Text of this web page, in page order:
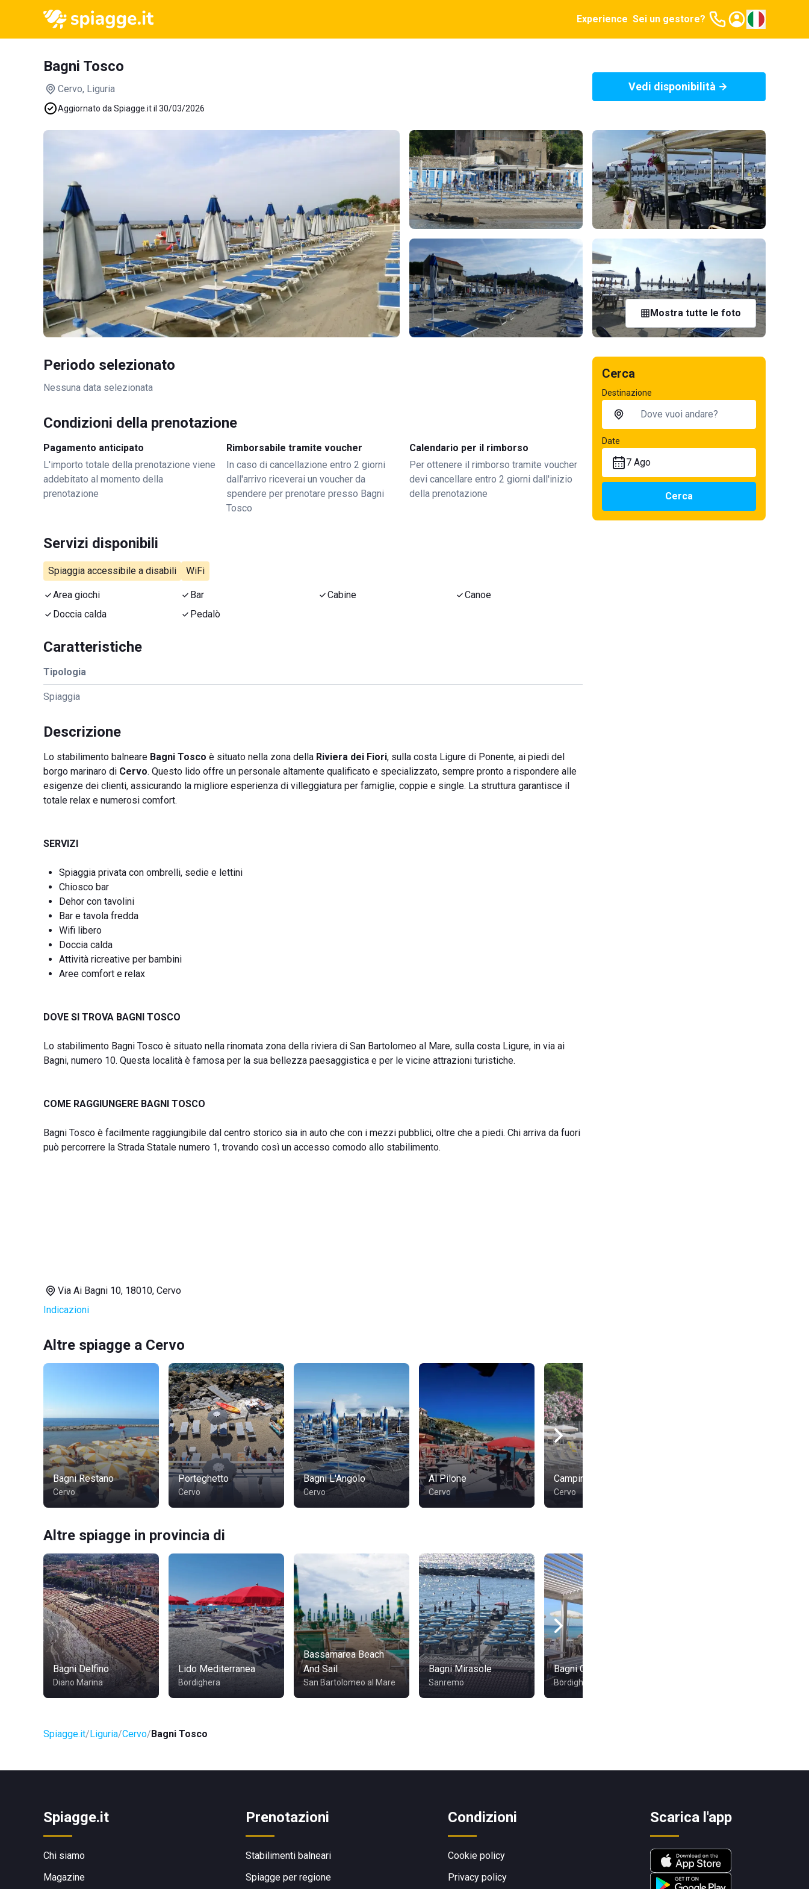
Experience Sei un gestore?
Bagni Tosco
Cervo, Liguria
Aggiornato da Spiagge.it il 30/03/2026
Vedi disponibilità
Mostra tutte le foto
Periodo selezionato
Nessuna data selezionata
Condizioni della prenotazione
Pagamento anticipato
L'importo totale della prenotazione viene
addebitato al momento della
prenotazione
Rimborsabile tramite voucher
In caso di cancellazione entro 2 giorni
dall'arrivo riceverai un voucher da
spendere per prenotare presso Bagni
Tosco
Calendario per il rimborso
Per ottenere il rimborso tramite voucher
devi cancellare entro 2 giorni dall'inizio
della prenotazione
Servizi disponibili
Spiaggia accessibile a disabili WiFi
Area giochi Bar Cabine
Canoe
Doccia calda
Pedalò
Caratteristiche
Tipologia
Spiaggia
Descrizione
Lo stabilimento balneare Bagni Tosco è situato nella zona della Riviera dei Fiori, sulla costa Ligure di Ponente, ai piedi del
borgo marinaro di Cervo. Questo lido offre un personale altamente qualificato e specializzato, sempre pronto a rispondere alle
esigenze dei clienti, assicurando la migliore esperienza di villeggiatura per famiglie, coppie e single. La struttura garantisce il
totale relax e numerosi comfort.
SERVIZI
Spiaggia privata con ombrelli, sedie e lettini
Chiosco bar
Dehor con tavolini
Bar e tavola fredda
Wifi libero
Doccia calda
Attività ricreative per bambini
Aree comfort e relax
DOVE SI TROVA BAGNI TOSCO
Lo stabilimento Bagni Tosco è situato nella rinomata zona della riviera di San Bartolomeo al Mare, sulla costa Ligure, in via ai
Bagni, numero 10. Questa località è famosa per la sua bellezza paesaggistica e per le vicine attrazioni turistiche.
COME RAGGIUNGERE BAGNI TOSCO
Bagni Tosco è facilmente raggiungibile dal centro storico sia in auto che con i mezzi pubblici, oltre che a piedi. Chi arriva da fuori
può percorrere la Strada Statale numero 1, trovando così un accesso comodo allo stabilimento.
Via Ai Bagni 10, 18010, Cervo
Indicazioni
Altre spiagge a Cervo
Bagni Restano
Cervo
Porteghetto
Cervo
Bagni L'Angolo
Cervo
Al Pilone
Cervo
Camping Lino
Cervo
Altre spiagge in provincia di
Bagni Delfino
Diano Marina
Lido Mediterranea
Bordighera
Bassamarea Beach
And Sail
San Bartolomeo al Mare
Bagni Mirasole
Sanremo
Bagni Caranca
Bordighera
Spiagge.it Liguria Cervo Bagni Tosco
Cerca
Destinazione
Date
7 Ago
Cerca
Spiagge.it
Chi siamo
Magazine
Prenotazioni
Stabilimenti balneari
Spiagge per regione
Condizioni
Cookie policy
Privacy policy
Scarica l'app